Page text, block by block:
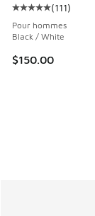
Cote moyenne
(111)
Pour hommes
Black / White
$150.00